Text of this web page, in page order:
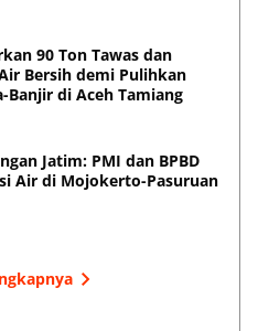
90 Ton Tawas dan
Bersih demi Pulihkan
Banjir di Aceh Tamiang
Jatim: PMI dan BPBD
Air di Mojokerto-Pasuruan